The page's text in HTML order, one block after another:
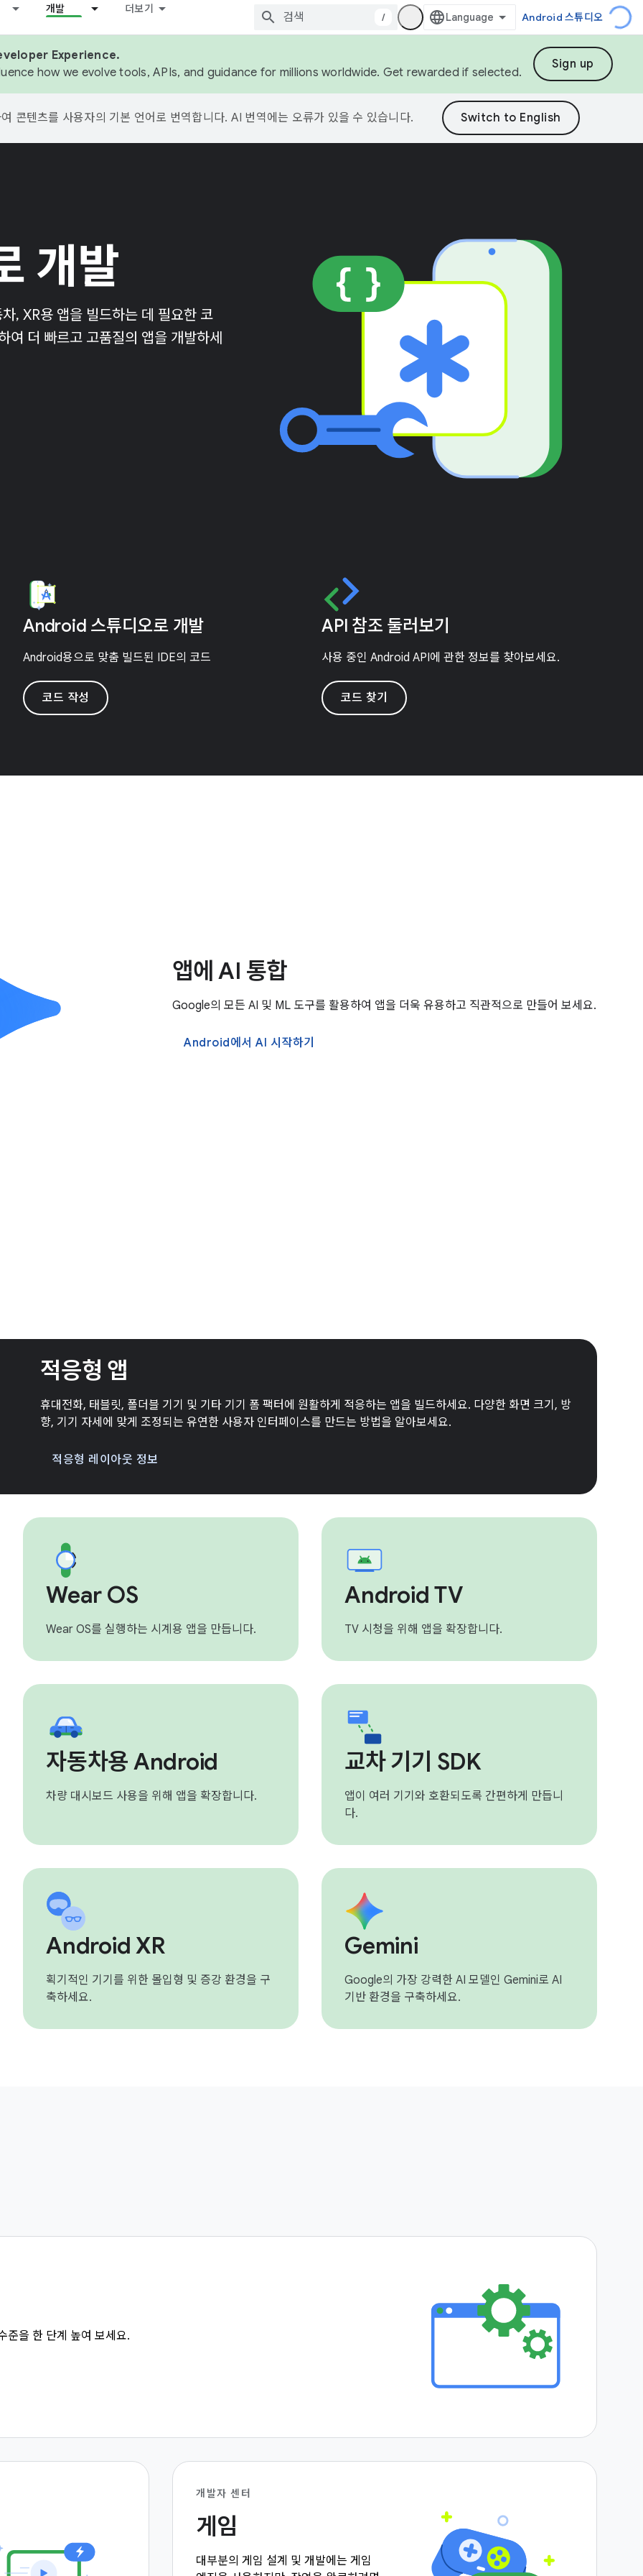
개발 더보기
/ Android 스튜디오
Experience.
how we evolve tools, APIs, and guidance for millions worldwide. Get rewarded if selected.
Sign up
콘텐츠를 사용자의 기본 언어로 번역합니다. AI 번역에는 오류가 있을 수 있습니다.
개발
, XR용 앱을 빌드하는 데 필요한 코
여 더 빠르고 고품질의 앱을 개발하세
Android 스튜디오로 개발
Android용으로 맞춤 빌드된 IDE의 코드
코드 작성
API 참조 둘러보기
사용 중인 Android API에 관한 정보를 찾아보세요.
코드 찾기
앱에 AI 통합
Google의 모든 AI 및 ML 도구를 활용하여 앱을 더욱 유용하고 직관적으로 만들어 보세요.
Android에서 AI 시작하기
적응형 앱
휴대전화, 태블릿, 폴더블 기기 및 기타 기기 폼 팩터에 원활하게 적응하는 앱을 빌드하세요. 다양한 화면 크기, 방
향, 기기 자세에 맞게 조정되는 유연한 사용자 인터페이스를 만드는 방법을 알아보세요.
적응형 레이아웃 정보
Wear OS
Wear OS를 실행하는 시계용 앱을 만듭니다.
Android TV
TV 시청을 위해 앱을 확장합니다.
자동차용 Android
차량 대시보드 사용을 위해 앱을 확장합니다.
교차 기기 SDK
앱이 여러 기기와 호환되도록 간편하게 만듭니
다.
Android XR
획기적인 기기를 위한 몰입형 및 증강 환경을 구
축하세요.
Gemini
Google의 가장 강력한 AI 모델인 Gemini로 AI
기반 환경을 구축하세요.
준을 한 단계 높여 보세요.
개발자 센터
게임
대부분의 게임 설계 및 개발에는 게임